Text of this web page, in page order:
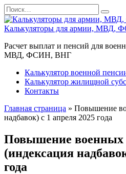
Перейти
к
содержанию
Search
for:
Калькуляторы для армии, МВД,
Расчет выплат и пенсий для
МВД, ФСИН, ВНГ
Калькулятор военной
Калькулятор жилищной
Контакты
Главная страница » Повышение
надбавок) с 1 апреля 2025 года
Повышение военных
(индексация
года